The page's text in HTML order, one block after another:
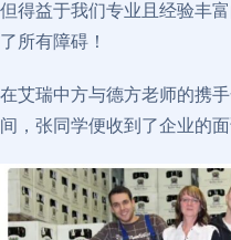
但得益于我们专业且经验丰
了所有障碍！
在艾瑞中方与德方老师的携
间，张同学便收到了企业的面